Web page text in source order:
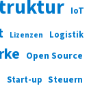
IoT
Lizenzen Logistik
Open Source
Start-up Steuern